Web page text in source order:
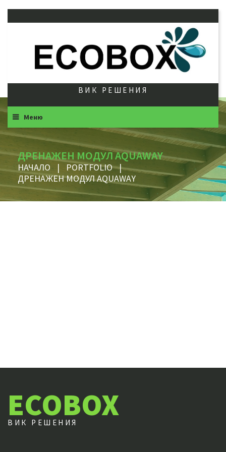
ВИК РЕШЕНИЯ
Меню
ДРЕНАЖЕН МОДУЛ AQUAWAY
НАЧАЛО | PORTFOLIO |
ДРЕНАЖЕН МОДУЛ AQUAWAY
ECOBOX
ВИК РЕШЕНИЯ